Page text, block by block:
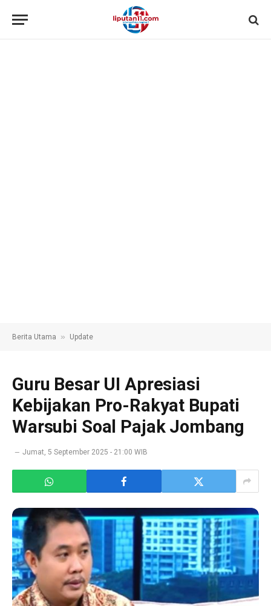
Berita Utama » Update
Guru Besar UI Apresiasi
Kebijakan Pro-Rakyat Bupati
Warsubi Soal Pajak Jombang
Jumat, 5 September 2025 - 21:00 WIB